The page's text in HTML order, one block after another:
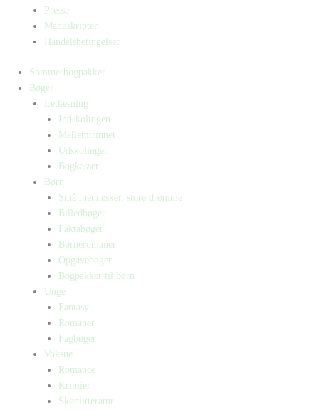
Presse
Manuskripter
Handelsbetingelser
Sommerbogpakker
Bøger
Letlæsning
Indskolingen
Mellemtrinnet
Udskolingen
Bogkasser
Børn
Små mennesker, store drømme
Billedbøger
Faktabøger
Børneromaner
Opgavebøger
Bogpakker til børn
Unge
Fantasy
Romaner
Fagbøger
Voksne
Romance
Krimier
Skønlitteratur